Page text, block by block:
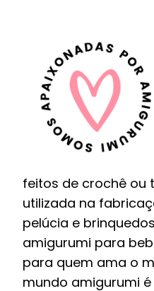
feitos de crochê ou
utilizada na
pelúcia e
amigurumi para
para quem ama o
mundo amigurumi